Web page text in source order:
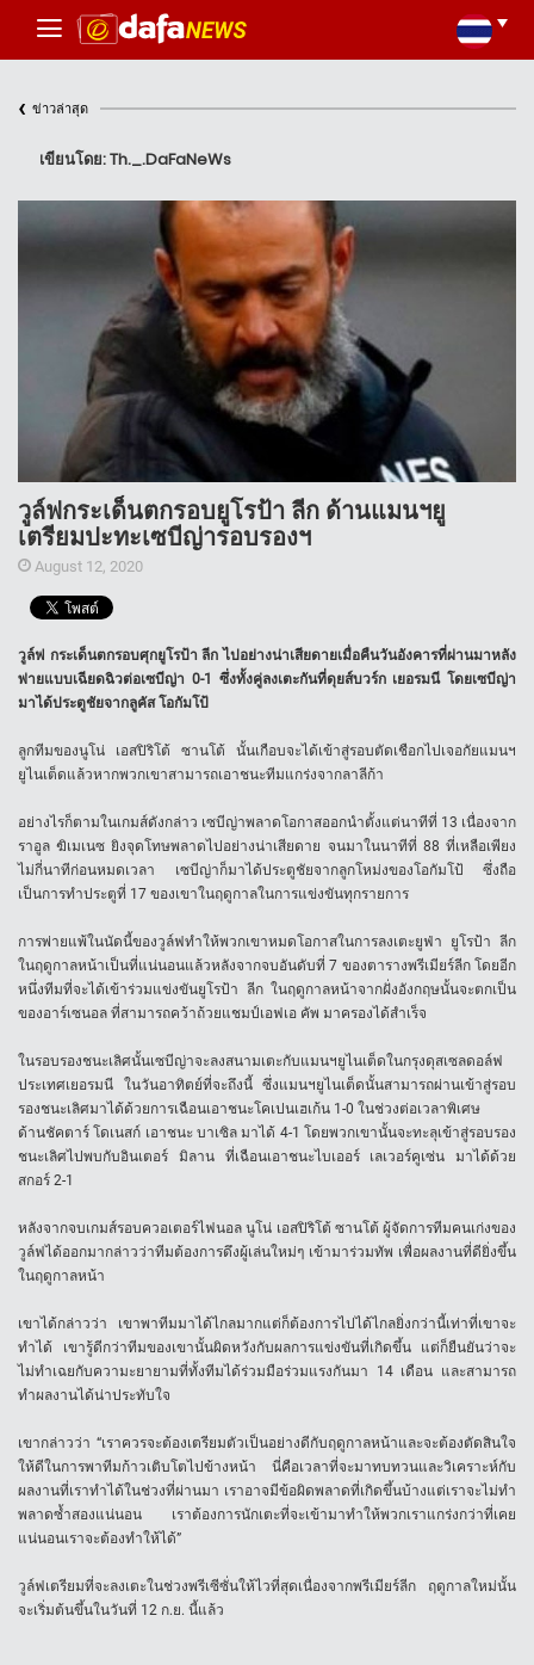
‹ ข่าวล่าสุด
เขียนโดย: Th._.DaFaNeWs
วูล์ฟกระเด็นตกรอบยูโรป้า ลีก ด้านแมนฯยู
เตรียมปะทะเซบีญ่ารอบรองฯ
August 12, 2020
วูล์ฟ กระเด็นตกรอบศุกยูโรป้า ลีก ไปอย่างน่าเสียดายเมื่อคืนวันอังคารที่ผ่านมาหลัง
พ่ายแบบเฉียดฉิวต่อเซบีญ่า 0-1 ซึ่งทั้งคู่ลงเตะกันที่ดุยส์บวร์ก เยอรมนี โดยเซบีญ่า
มาได้ประตูชัยจากลูคัส โอกัมโป้
ลูกทีมของนูโน่ เอสปิริโต้ ซานโต้ นั้นเกือบจะได้เข้าสู่รอบตัดเชือกไปเจอกัยแมนฯ
ยูไนเต็ดแล้วหากพวกเขาสามารถเอาชนะทีมแกร่งจากลาลีก้า
อย่างไรก็ตามในเกมส์ดังกล่าว เซบีญ่าพลาดโอกาสออกนำตั้งแต่นาทีที่ 13 เนื่องจาก
ราอูล ฆิเมเนซ ยิงจุดโทษพลาดไปอย่างน่าเสียดาย จนมาในนาทีที่ 88 ที่เหลือเพียง
ไม่กี่นาทีก่อนหมดเวลา เซบีญ่าก็มาได้ประตูชัยจากลูกโหม่งของโอกัมโป้ ซึ่งถือ
เป็นการทำประตูที่ 17 ของเขาในฤดูกาลในการแข่งขันทุกรายการ
การพ่ายแพ้ในนัดนี้ของวูล์ฟทำให้พวกเขาหมดโอกาสในการลงเตะยูฟ่า ยูโรป้า ลีก
ในฤดูกาลหน้าเป็นที่แน่นอนแล้วหลังจากจบอันดับที่ 7 ของตารางพรีเมียร์ลีก โดยอีก
หนึ่งทีมที่จะได้เข้าร่วมแข่งขันยูโรป้า ลีก ในฤดูกาลหน้าจากฝั่งอังกฤษนั้นจะตกเป็น
ของอาร์เซนอล ที่สามารถคว้าถ้วยแชมป์เอฟเอ คัพ มาครองได้สำเร็จ
ในรอบรองชนะเลิศนั้นเซบีญ่าจะลงสนามเตะกับแมนฯยูไนเต็ดในกรุงดุสเซลดอล์ฟ
ประเทศเยอรมนี ในวันอาทิตย์ที่จะถึงนี้ ซึ่งแมนฯยูไนเต็ดนั้นสามารถผ่านเข้าสู่รอบ
รองชนะเลิศมาได้ด้วยการเฉือนเอาชนะโคเปนเฮเก้น 1-0 ในช่วงต่อเวลาพิเศษ
ด้านชัคตาร์ โดเนสก์ เอาชนะ บาเซิล มาได้ 4-1 โดยพวกเขานั้นจะทะลุเข้าสู่รอบรอง
ชนะเลิศไปพบกับอินเตอร์ มิลาน ที่เฉือนเอาชนะไบเออร์ เลเวอร์คูเซ่น มาได้ด้วย
สกอร์ 2-1
หลังจากจบเกมส์รอบควอเตอร์ไฟนอล นูโน่ เอสปิริโต้ ซานโต้ ผู้จัดการทีมคนเก่งของ
วูล์ฟได้ออกมากล่าวว่าทีมต้องการดึงผู้เล่นใหม่ๆ เข้ามาร่วมทัพ เพื่อผลงานที่ดียิ่งขึ้น
ในฤดูกาลหน้า
เขาได้กล่าวว่า เขาพาทีมมาได้ไกลมากแต่ก็ต้องการไปได้ไกลยิ่งกว่านี้เท่าที่เขาจะ
ทำได้ เขารู้ดีกว่าทีมของเขานั้นผิดหวังกับผลการแข่งขันที่เกิดขึ้น แต่ก็ยืนยันว่าจะ
ไม่ทำเฉยกับความะยายามที่ทั้งทีมได้ร่วมมือร่วมแรงกันมา 14 เดือน และสามารถ
ทำผลงานได้น่าประทับใจ
เขากล่าวว่า “เราควรจะต้องเตรียมตัวเป็นอย่างดีกับฤดูกาลหน้าและจะต้องตัดสินใจ
ให้ดีในการพาทีมก้าวเติบโตไปข้างหน้า นี่คือเวลาที่จะมาทบทวนและวิเคราะห์กับ
ผลงานที่เราทำได้ในช่วงที่ผ่านมา เราอาจมีข้อผิดพลาดที่เกิดขึ้นบ้างแต่เราจะไม่ทำ
พลาดซ้ำสองแน่นอน เราต้องการนักเตะที่จะเข้ามาทำให้พวกเราแกร่งกว่าที่เคย
แน่นอนเราจะต้องทำให้ได้”
วูล์ฟเตรียมที่จะลงเตะในช่วงพรีเซีซั่นให้ไวที่สุดเนื่องจากพรีเมียร์ลีก ฤดูกาลใหม่นั้น
จะเริ่มต้นขึ้นในวันที่ 12 ก.ย. นี้แล้ว